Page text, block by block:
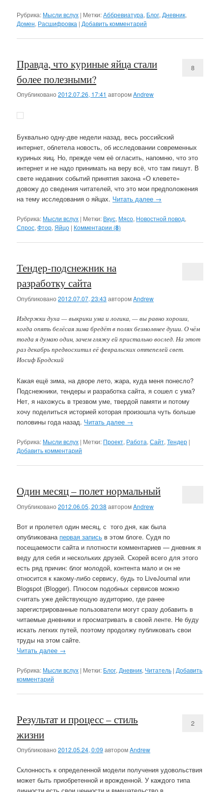
Рубрика: Мысли вслух | Метки:Аббревиатура, Блог, Дневник,
Домен, Расшифровка | Добавить комментарий
Правда, что куриные яйца стали
более полезными?
Опубликовано2012.07.26, 17:41 авторомAndrew
8
Буквально одну-две недели назад, весь российский
интернет, облетела новость, об исследовании современных
куриных яиц. Но, прежде чем её огласить, напомню, что это
интернет и не надо принимать на веру всё, что там пишут. В
свете недавних событий принятия закона «О клевете»
довожу до сведения читателей, что это мои предположения
на тему исследования о яйцах. Читать далее →
Рубрика: Мысли вслух | Метки: Вкус, Мясо, Новостной повод,
Спрос,Фтор, Яйцо | Комментарии (8)
Тендер-подснежник на
разработку сайта
Опубликовано2012.07.07, 23:43 авторомAndrew
Издержки духа — выкрики ума и логика, — вы равно хороши,
когда опять белёсая зима бредёт в полях безмолвнее души. О чём
тогда я думаю один, зачем гляжу ей пристально вослед. На этот
раз декабрь предвосхитил её февральских оттепелей свет.
Иосиф Бродский
Какая ещё зима, на дворе лето, жара, куда меня понесло?
Подснежники, тендеры и разработка сайта, я сошел с ума?
Нет, я нахожусь в трезвом уме, твердой памяти и потому
хочу поделиться историей которая произошла чуть больше
половины года назад. Читать далее →
Рубрика: Мысли вслух | Метки: Проект, Работа,Сайт,Тендер |
Добавить комментарий
Один месяц – полет нормальный
Опубликовано2012.06.05, 20:38 авторомAndrew
Вот и пролетел один месяц, с того дня, как была
опубликована первая запись в этом блоге. Судя по
посещаемости сайта и плотности комментариев — дневник я
веду для себя и нескольких друзей. Скорей всего для этого
есть ряд причин: блог молодой, контента мало и он не
относится к какому-либо сервису, будь то LiveJournal или
Blogspot (Blogger). Плюсом подобных сервисов можно
считать уже действующую аудиторию, где ранее
зарегистрированные пользователи могут сразу добавить в
читаемые дневники и просматривать в своей ленте. Не буду
искать легких путей, поэтому продолжу публиковать свои
труды на этом сайте.
Читать далее →
Рубрика: Мысли вслух | Метки: Блог, Дневник, Читатель | Добавить
комментарий
Результат и процесс – стиль
жизни
Опубликовано2012.05.24, 0:09 авторомAndrew
2
Склонность к определенной модели получения удовольствия
может быть приобретенной и врожденной. У каждого типа